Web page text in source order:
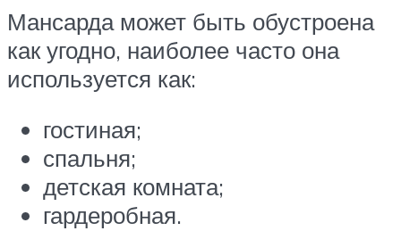
Мансарда может быть обустроена
как угодно, наиболее часто она
используется как:
гостиная;
спальня;
детская комната;
гардеробная.